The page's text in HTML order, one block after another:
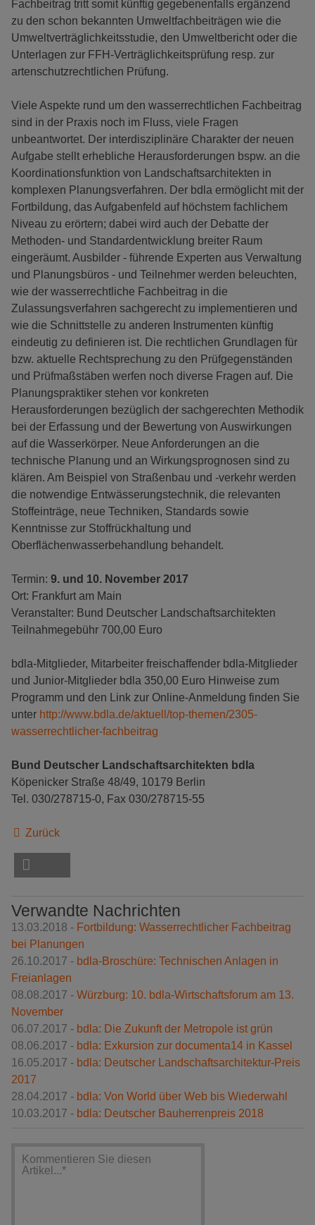
Fachbeitrag tritt somit künftig gegebenenfalls ergänzend
zu den schon bekannten Umweltfachbeiträgen wie die
Umweltverträglichkeitsstudie, den Umweltbericht oder die
Unterlagen zur FFH-Verträglichkeitsprüfung resp. zur
artenschutzrechtlichen Prüfung.
Viele Aspekte rund um den wasserrechtlichen Fachbeitrag
sind in der Praxis noch im Fluss, viele Fragen
unbeantwortet. Der interdisziplinäre Charakter der neuen
Aufgabe stellt erhebliche Herausforderungen bspw. an die
Koordinationsfunktion von Landschaftsarchitekten in
komplexen Planungsverfahren. Der bdla ermöglicht mit der
Fortbildung, das Aufgabenfeld auf höchstem fachlichem
Niveau zu erörtern; dabei wird auch der Debatte der
Methoden- und Standardentwicklung breiter Raum
eingeräumt. Ausbilder - führende Experten aus Verwaltung
und Planungsbüros - und Teilnehmer werden beleuchten,
wie der wasserrechtliche Fachbeitrag in die
Zulassungsverfahren sachgerecht zu implementieren und
wie die Schnittstelle zu anderen Instrumenten künftig
eindeutig zu definieren ist. Die rechtlichen Grundlagen für
bzw. aktuelle Rechtsprechung zu den Prüfgegenständen
und Prüfmaßstäben werfen noch diverse Fragen auf. Die
Planungspraktiker stehen vor konkreten
Herausforderungen bezüglich der sachgerechten Methodik
bei der Erfassung und der Bewertung von Auswirkungen
auf die Wasserkörper. Neue Anforderungen an die
technische Planung und an Wirkungsprognosen sind zu
klären. Am Beispiel von Straßenbau und -verkehr werden
die notwendige Entwässerungstechnik, die relevanten
Stoffeinträge, neue Techniken, Standards sowie
Kenntnisse zur Stoffrückhaltung und
Oberflächenwasserbehandlung behandelt.
Termin: 9. und 10. November 2017
Ort: Frankfurt am Main
Veranstalter: Bund Deutscher Landschaftsarchitekten
Teilnahmegebühr 700,00 Euro
bdla-Mitglieder, Mitarbeiter freischaffender bdla-Mitglieder
und Junior-Mitglieder bdla 350,00 Euro Hinweise zum
Programm und den Link zur Online-Anmeldung finden Sie
unter http://www.bdla.de/aktuell/top-themen/2305-
wasserrechtlicher-fachbeitrag
Bund Deutscher Landschaftsarchitekten bdla
Köpenicker Straße 48/49, 10179 Berlin
Tel. 030/278715-0, Fax 030/278715-55
Zurück
Verwandte Nachrichten
13.03.2018 - Fortbildung: Wasserrechtlicher Fachbeitrag
bei Planungen
26.10.2017 - bdla-Broschüre: Technischen Anlagen in
Freianlagen
08.08.2017 - Würzburg: 10. bdla-Wirtschaftsforum am 13.
November
06.07.2017 - bdla: Die Zukunft der Metropole ist grün
08.06.2017 - bdla: Exkursion zur documenta14 in Kassel
16.05.2017 - bdla: Deutscher Landschaftsarchitektur-Preis
2017
28.04.2017 - bdla: Von World über Web bis Wiederwahl
10.03.2017 - bdla: Deutscher Bauherrenpreis 2018